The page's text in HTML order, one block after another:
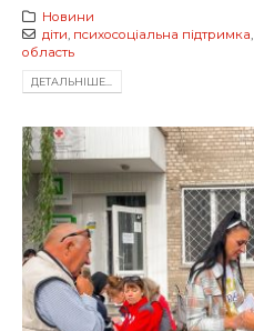
Новини
діти, психосоціальна підтримка,
область
ДЕТАЛЬНIШЕ...